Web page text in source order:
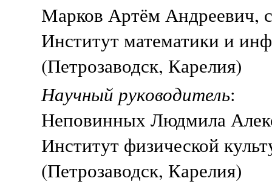
Марков Артём Андреевич,
Институт математики и
(Петрозаводск, Карелия)
Научный руководитель:
Неповинных Людмила
Институт физической
(Петрозаводск, Карелия)